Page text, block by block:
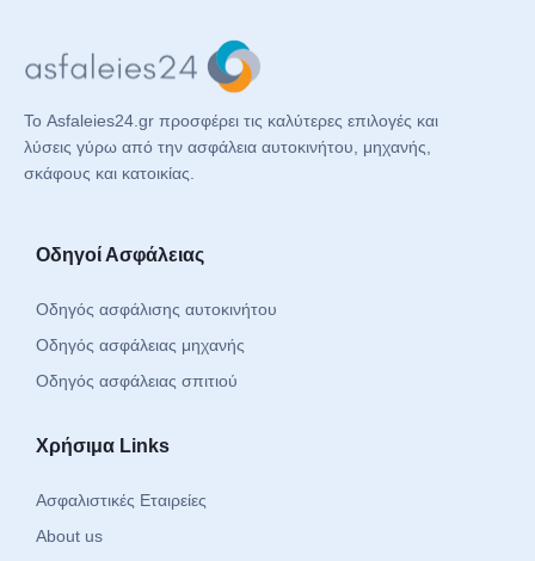
Το Asfaleies24.gr προσφέρει τις καλύτερες επιλογές και
λύσεις γύρω από την ασφάλεια αυτοκινήτου, μηχανής,
σκάφους και κατοικίας.
Οδηγοί Ασφάλειας
Οδηγός ασφάλισης αυτοκινήτου
Οδηγός ασφάλειας μηχανής
Οδηγός ασφάλειας σπιτιού
Χρήσιμα Links
Ασφαλιστικές Εταιρείες
About us